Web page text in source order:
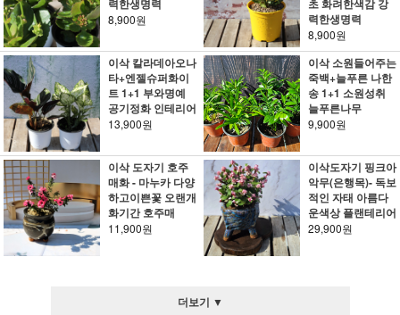
력한생명력
8,900원
초 화려한색감 강
력한생명력
8,900원
이삭 칼라데아오나
타+엔젤슈퍼화이
트 1+1 부와명예
공기정화 인테리어
13,900원
이삭 소원들어주는
죽백+늘푸른 나한
송 1+1 소원성취
늘푸른나무
9,900원
이삭 도자기 호주
매화 - 마누카 다양
하고이쁜꽃 오랜개
화기간 호주매
11,900원
이삭도자기 핑크아
악무(은행목)- 독보
적인 자태 아름다
운색상 플랜테리어
29,900원
더보기 ▼